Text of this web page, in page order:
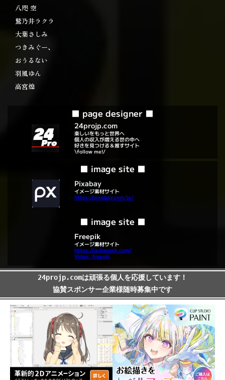
八咫 空
鷲乃井ラクラ
大葉さしみ
つきみぐー、
おうるない
羽風ゆん
高宮煌
■ page designer ■
24projp.com
楽しいをもっと世界へ
個人の収入が増える世の中へ
好きを見つける＆推すサイト
\follow me!/
■ image site ■
Pixabay
イメージ素材サイト
https://pixabay.com/ja/
■ image site ■
Freepik
イメージ素材サイト
https://jp.freepik.com/
Video: freepik
24projp.comは頑張る個人を応援しています！
協賛スポンサー企業様随時募集中です